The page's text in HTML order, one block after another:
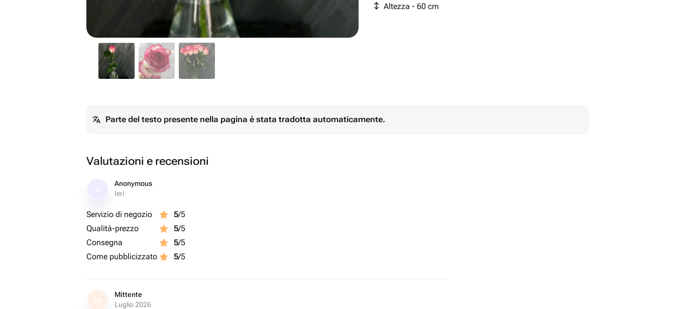
Altezza - 60 cm
Parte del testo presente nella pagina è stata tradotta automaticamente.
Valutazioni e recensioni
Anonymous
Ieri
Servizio di negozio 5/5
Qualità-prezzo
5/5
Consegna
5/5
Come pubblicizzato
5/5
M
Mittente
Luglio 2026